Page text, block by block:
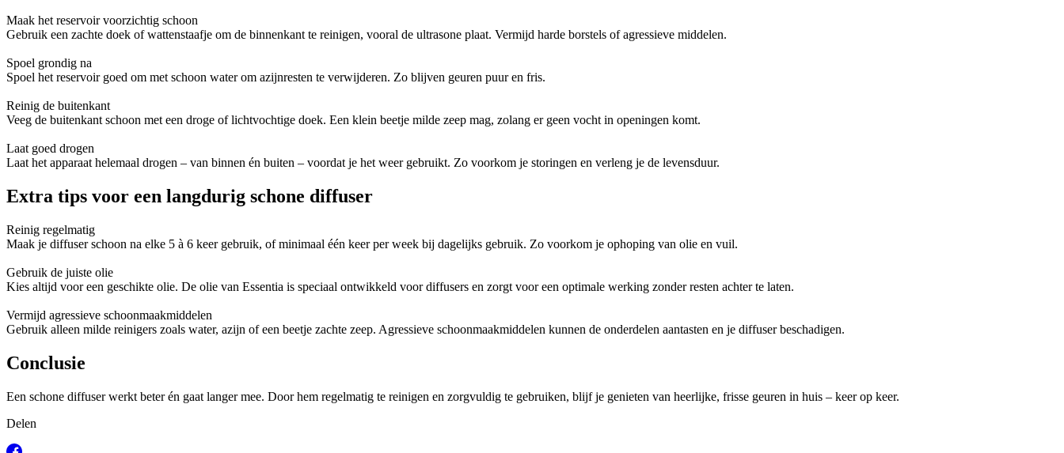
Maak het reservoir voorzichtig schoon
Gebruik een zachte doek of wattenstaafje om de binnenkant te reinigen, vooral de ultrasone plaat. Vermijd harde borstels of agressieve middelen.
Spoel grondig na
Spoel het reservoir goed om met schoon water om azijnresten te verwijderen. Zo blijven geuren puur en fris.
Reinig de buitenkant
Veeg de buitenkant schoon met een droge of lichtvochtige doek. Een klein beetje milde zeep mag, zolang er geen vocht in openingen komt.
Laat goed drogen
Laat het apparaat helemaal drogen – van binnen én buiten – voordat je het weer gebruikt. Zo voorkom je storingen en verleng je de levensduur.
Extra tips voor een langdurig schone diffuser
Reinig regelmatig
Maak je diffuser schoon na elke 5 à 6 keer gebruik, of minimaal één keer per week bij dagelijks gebruik. Zo voorkom je ophoping van olie en vuil.
Gebruik de juiste olie
Kies altijd voor een geschikte olie. De olie van Essentia is speciaal ontwikkeld voor diffusers en zorgt voor een optimale werking zonder resten achter te laten.
Vermijd agressieve schoonmaakmiddelen
Gebruik alleen milde reinigers zoals water, azijn of een beetje zachte zeep. Agressieve schoonmaakmiddelen kunnen de onderdelen aantasten en je diffuser beschadigen.
Conclusie
Een schone diffuser werkt beter én gaat langer mee. Door hem regelmatig te reinigen en zorgvuldig te gebruiken, blijf je genieten van heerlijke, frisse geuren in huis – keer op keer.
Delen